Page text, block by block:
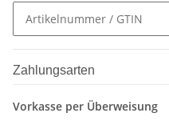
Zahlungsarten
Vorkasse per Überweisung